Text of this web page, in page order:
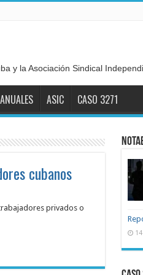
y la Asociación Sindical
ASIC CASO 3271
cubanos
privados o